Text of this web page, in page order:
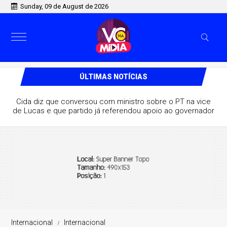
Sunday, 09 de August de 2026
ÚLTIMAS NOTÍCIAS
Na PB, ministro de Lula destaca aliança com Lucas e
afirma que grupo pode vencer eleição no 1º turno
Internacional Internacional